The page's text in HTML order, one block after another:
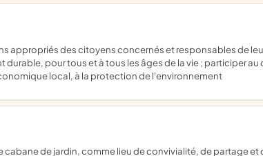
durable, pour tous et à tous les âges de la vie ; participer
local, à la protection de l'environnement